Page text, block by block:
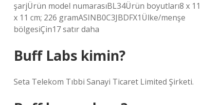
şarjÜrün model numarası‎BL34Ürün boyutları‎8 x 11
x 11 cm; 226 gramASIN‎B0C3JBDFX1Ülke/menşe
bölgesi‎Çin17 satır daha
Buff Labs kimin?
Seta Telekom Tıbbi Sanayi Ticaret Limited Şirketi.